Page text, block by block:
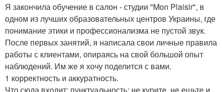
Я закончила обучение в салон - студии "Mon Plaisir", в
одном из лучших образовательных центров Украины, где
понимание этики и профессионализма не пустой звук.
После первых занятий, я написала свои личные правила
работы с клиентами, опираясь на свой большой опыт
наблюдений. Им же я хочу поделится с вами.
1 корректность и аккуратность.
Что сюда входит: пунктуальность; не курите, не ешьте и